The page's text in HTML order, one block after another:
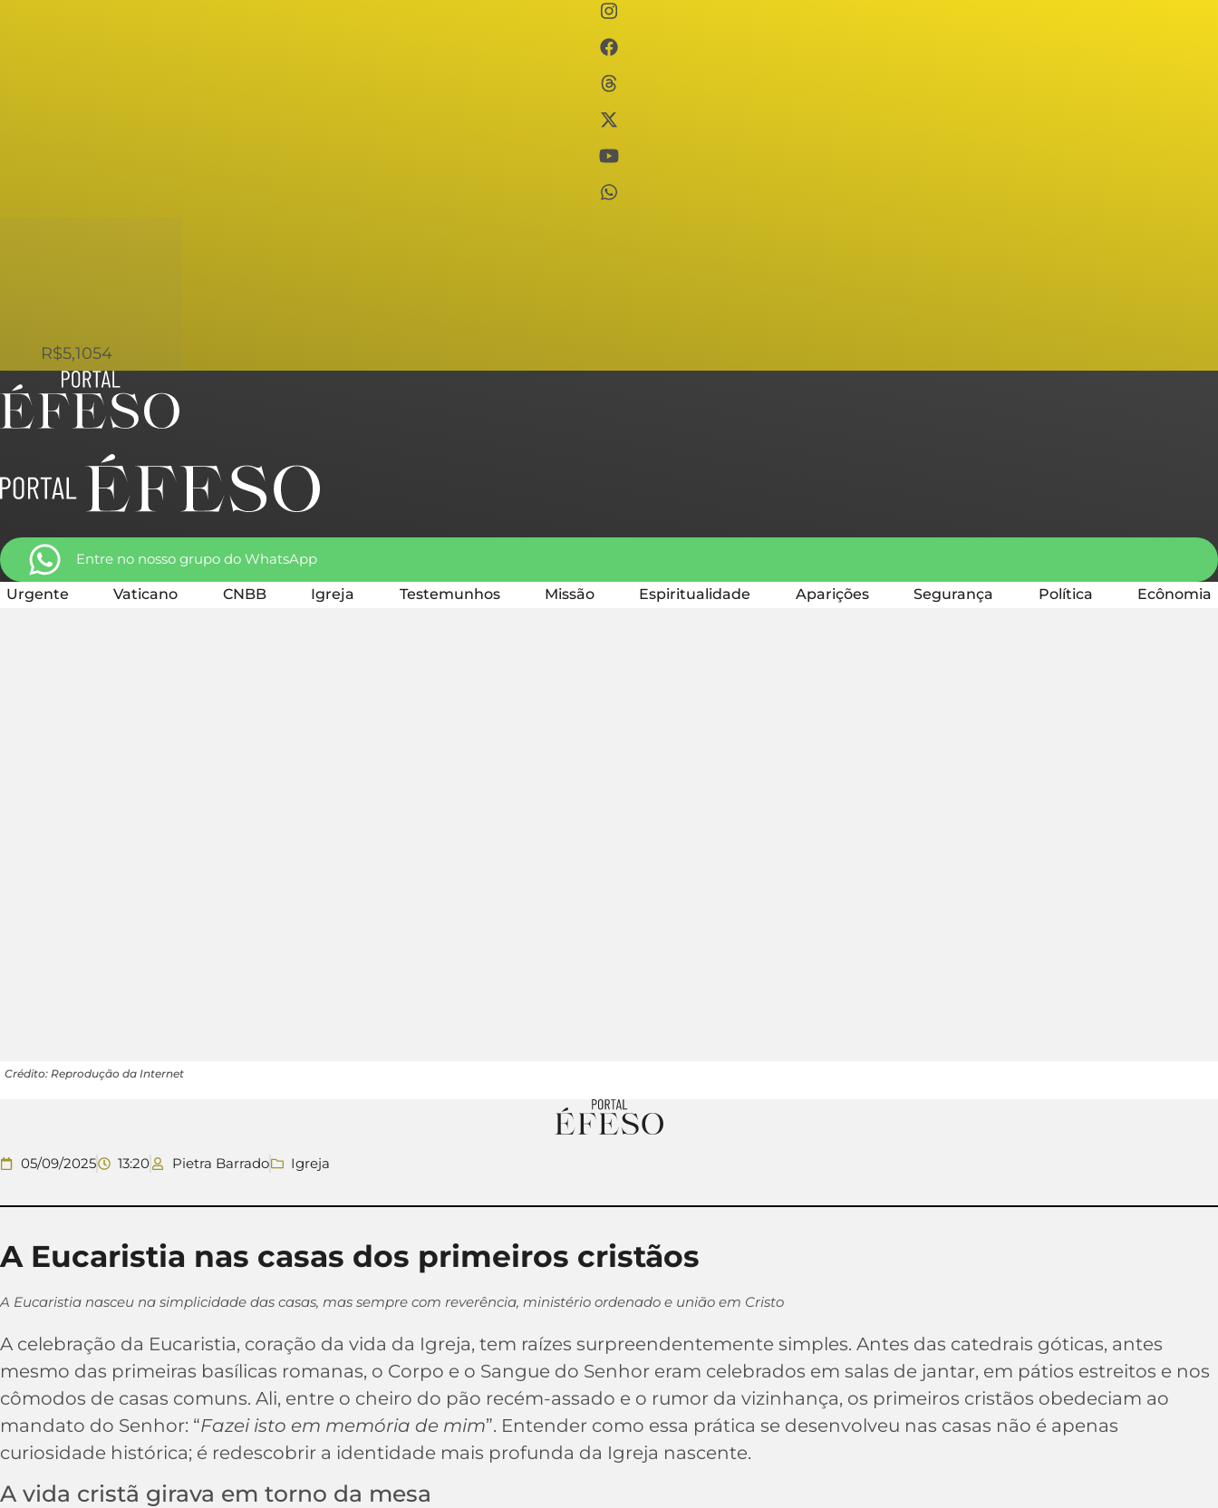
R$5,1054
Entre no nosso grupo do WhatsApp
Urgente Vaticano CNBB Igreja Testemunhos Missão Espiritualidade Aparições Segurança Política Ecônomia
Crédito: Reprodução da Internet
05/09/2025 13:20 Pietra Barrado Igreja
A Eucaristia nas casas dos primeiros cristãos
A Eucaristia nasceu na simplicidade das casas, mas sempre com reverência, ministério ordenado e união em Cristo
A celebração da Eucaristia, coração da vida da Igreja, tem raízes surpreendentemente simples. Antes das catedrais góticas, antes
mesmo das primeiras basílicas romanas, o Corpo e o Sangue do Senhor eram celebrados em salas de jantar, em pátios estreitos e nos
cômodos de casas comuns. Ali, entre o cheiro do pão recém-assado e o rumor da vizinhança, os primeiros cristãos obedeciam ao
mandato do Senhor: “Fazei isto em memória de mim”. Entender como essa prática se desenvolveu nas casas não é apenas
curiosidade histórica; é redescobrir a identidade mais profunda da Igreja nascente.
A vida cristã girava em torno da mesa